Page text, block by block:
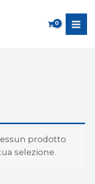
prodotto
selezione.